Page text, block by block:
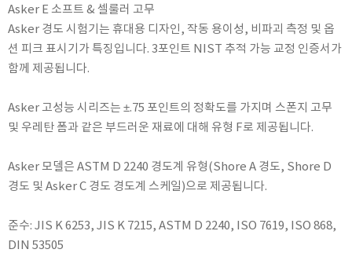
PESOLA
Pyxis
RION
SaveCoat
Schaller (Humimeter)
Sensortechnikk Meinsberg
SENTRY
SHINAGAWA
Asker E 소프트 & 셀룰러 고무
Asker 경도 시험기는 휴대용 디자인, 작동 용이성, 비파괴 측정 및 옵
션 피크 표시기가 특징입니다. 3포인트 NIST 추적 가능 교정 인증서가
함께 제공됩니다.
Asker 고성능 시리즈는 ±.75 포인트의 정확도를 가지며 스폰지 고무
및 우레탄 폼과 같은 부드러운 재료에 대해 유형 F로 제공됩니다.
Asker 모델은 ASTM D 2240 경도계 유형(Shore A 경도, Shore D
경도 및 Asker C 경도 경도계 스케일)으로 제공됩니다.
준수: JIS K 6253, JIS K 7215, ASTM D 2240, ISO 7619, ISO 868,
DIN 53505